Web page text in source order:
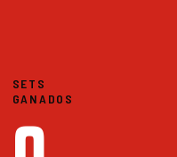
SETS
GANADOS